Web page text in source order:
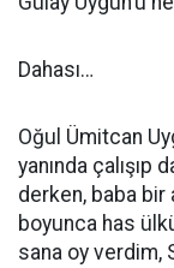
Dahası…
Oğul Ümitcan
yanında çalışıp
derken, baba bir
boyunca has
sana oy verdim,